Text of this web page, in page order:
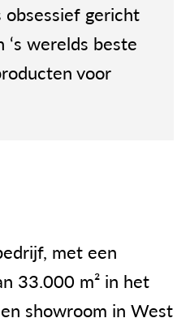
gericht
‘s werelds beste
voor
met een
33.000 m² in het
showroom in West